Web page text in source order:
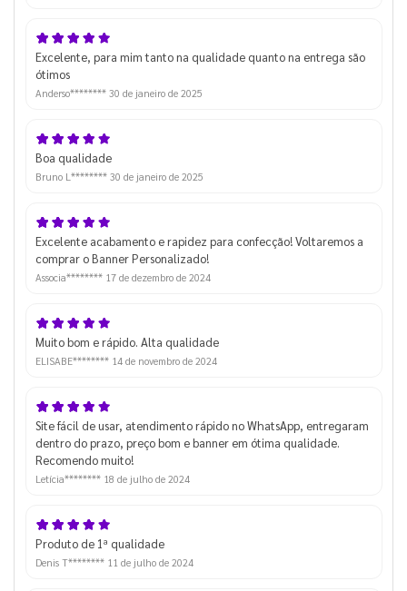
Excelente, para mim tanto na qualidade quanto na entrega são
ótimos
Anderso******** 30 de janeiro de 2025
Boa qualidade
Bruno L******** 30 de janeiro de 2025
Excelente acabamento e rapidez para confecção! Voltaremos a
comprar o Banner Personalizado!
Associa******** 17 de dezembro de 2024
Muito bom e rápido. Alta qualidade
ELISABE******** 14 de novembro de 2024
Site fácil de usar, atendimento rápido no WhatsApp, entregaram
dentro do prazo, preço bom e banner em ótima qualidade.
Recomendo muito!
Letícia******** 18 de julho de 2024
Produto de 1ª qualidade
Denis T******** 11 de julho de 2024